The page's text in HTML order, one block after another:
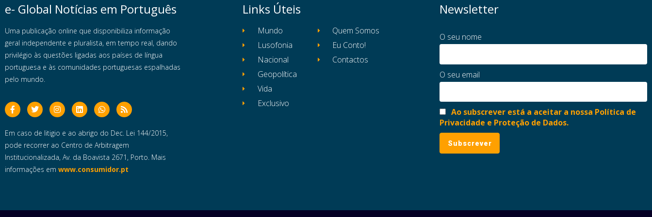
e- Global Notícias em Português
Uma publicação online que disponibiliza informação
geral independente e pluralista, em tempo real, dando
privilégio às questões ligadas aos países de língua
portuguesa e às comunidades portuguesas espalhadas
pelo mundo.
Em caso de litigio e ao abrigo do Dec. Lei 144/2015,
pode recorrer ao Centro de Arbitragem
Institucionalizada, Av. da Boavista 2671, Porto. Mais
informações em www.consumidor.pt
Links Úteis
Mundo
Lusofonia
Nacional
Geopolítica
Vida
Exclusivo
Quem Somos
Eu Conto!
Contactos
Newsletter
O seu nome
O seu email
Ao subscrever está a aceitar a nossa Política de
Privacidade e Proteção de Dados.